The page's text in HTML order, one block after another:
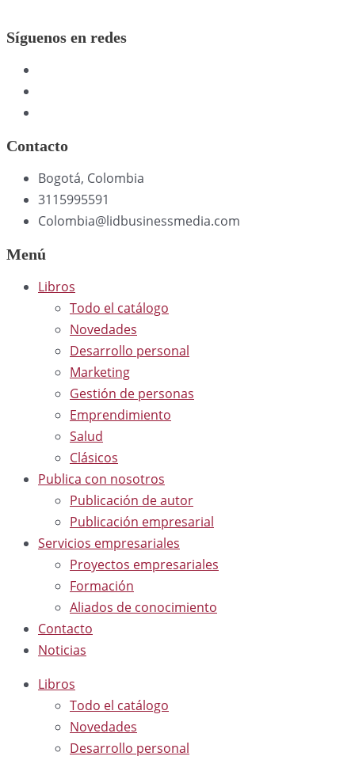
Síguenos en redes
Contacto
Bogotá, Colombia
3115995591
Colombia@lidbusinessmedia.com
Menú
Libros
Todo el catálogo
Novedades
Desarrollo personal
Marketing
Gestión de personas
Emprendimiento
Salud
Clásicos
Publica con nosotros
Publicación de autor
Publicación empresarial
Servicios empresariales
Proyectos empresariales
Formación
Aliados de conocimiento
Contacto
Noticias
Libros
Todo el catálogo
Novedades
Desarrollo personal